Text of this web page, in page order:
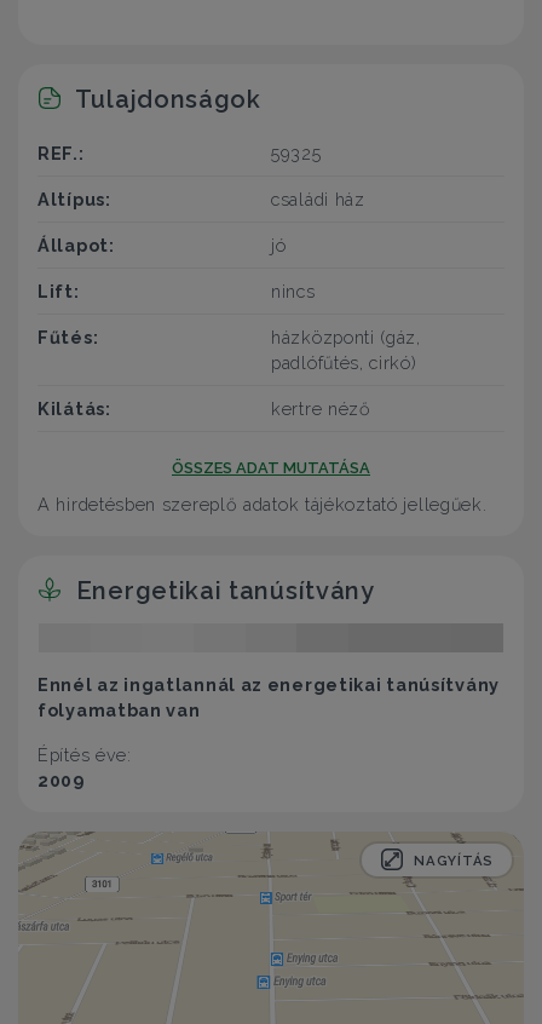
Tulajdonságok
REF.: 59325
Altípus: családi ház
Állapot: jó
Lift: nincs
Fűtés:
házközponti (gáz,
padlófűtés, cirkó)
Kilátás: kertre néző
ÖSSZES ADAT MUTATÁSA
A hirdetésben szereplő adatok tájékoztató jellegűek.
Energetikai tanúsítvány
Ennél az ingatlannál az energetikai tanúsítvány
folyamatban van
Építés éve:
2009
NAGYÍTÁS